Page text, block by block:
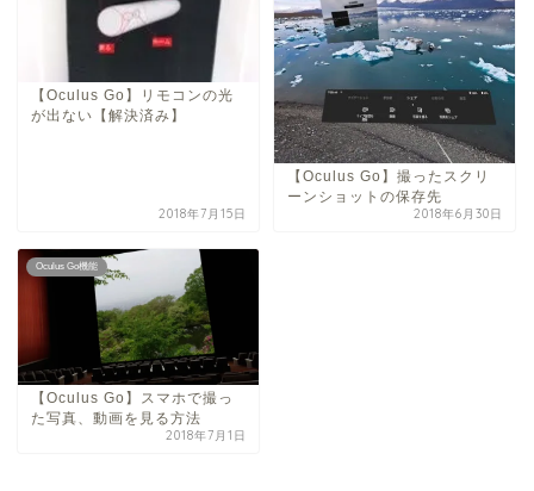
【Oculus Go】リモコンの光
が出ない【解決済み】
2018年7月15日
【Oculus Go】撮ったスクリ
ーンショットの保存先
2018年6月30日
Oculus Go機能
【Oculus Go】スマホで撮っ
た写真、動画を見る方法
2018年7月1日